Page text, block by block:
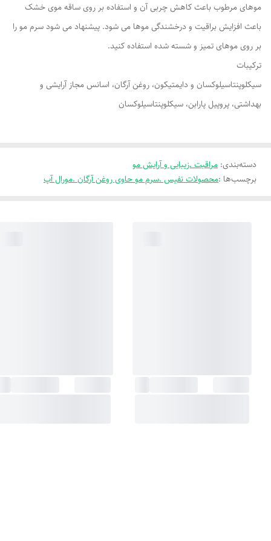
موهای مرطوب باعث کاهش چربی آن و استفاده بر روی ساقه موی خشک
باعث افزایش براقیت و درخشندگی موها می شود. پیشنهاد می شود سرم مو را
بر روی موهای تمیز و شسته شده استفاده کنید.
ترکیبات
سیکلوپنتاسیلوکسان و دایمتیکون، روغن آرگان، اسانس مجاز آرایشی و
بهداشتی، پروپیل پارابن، سیکلوپنتاسیلوکسان
دسته‌بندی: مراقبت .زیبایی و آرایش مو
برچسب‌ها :محصولات نفیس .سرم مو حاوی روغن آرگان .مورال آپ